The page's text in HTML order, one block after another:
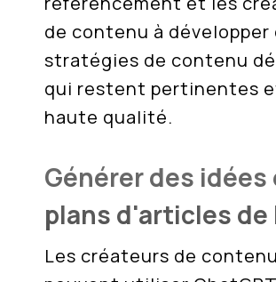
de contenu à développer
stratégies de contenu
qui restent pertinentes
haute qualité.
Générer des idées
plans d'articles de
Les créateurs de contenu